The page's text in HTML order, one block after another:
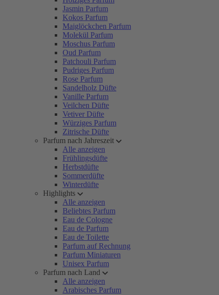
Jasmin Parfum
Kokos Parfum
Maiglöckchen Parfum
Molekül Parfum
Moschus Parfum
Oud Parfum
Patchouli Parfum
Pudriges Parfum
Rose Parfum
Sandelholz Düfte
Vanille Parfum
Veilchen Düfte
Vetiver Düfte
Würziges Parfum
Zitrische Düfte
Parfum nach Jahreszeit
Alle anzeigen
Frühlingsdüfte
Herbstdüfte
Sommerdüfte
Winterdüfte
Highlights
Alle anzeigen
Beliebtes Parfum
Eau de Cologne
Eau de Parfum
Eau de Toilette
Parfum auf Rechnung
Parfum Miniaturen
Unisex Parfum
Parfum nach Land
Alle anzeigen
Arabisches Parfum